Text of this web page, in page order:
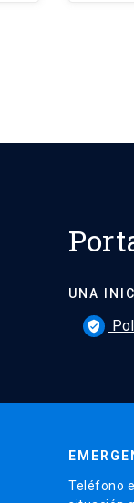
UNA
verified_user
Teléfono